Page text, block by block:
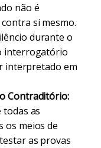
não é
si mesmo.
durante o
interrogatório
interpretado em
Contraditório:
todas as
os meios de
as provas